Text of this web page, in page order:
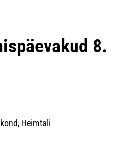
8.
Heimtali